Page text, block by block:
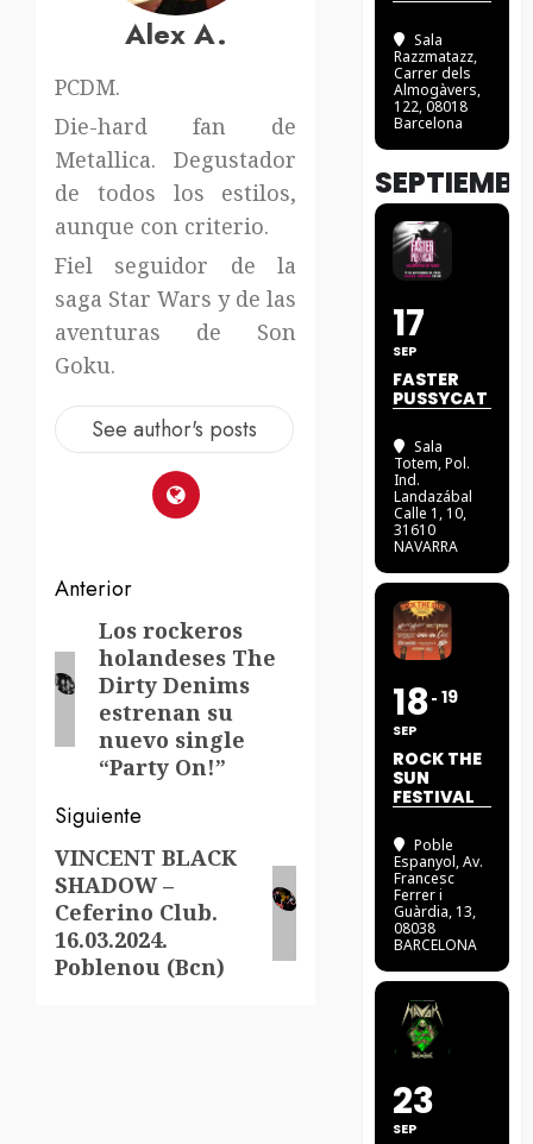
Alex A.
PCDM.
Die-hard fan de
Metallica. Degustador
de todos los estilos,
aunque con criterio.
Fiel seguidor de la
saga Star Wars y de las
aventuras de Son
Goku.
See author's posts
Navegación
de
entradas
Anterior
Entrada
anterior:
Los rockeros
holandeses The
Dirty Denims
estrenan su
nuevo single
“Party On!”
Siguiente
Siguiente
entrada:
VINCENT BLACK
SHADOW –
Ceferino Club.
16.03.2024.
Poblenou (Bcn)
Sala
Razzmatazz,
Carrer dels
Almogàvers,
122, 08018
Barcelona
17
SEP
FASTER
PUSSYCAT
Sala
Totem, Pol.
Ind.
Landazábal
Calle 1, 10,
31610
NAVARRA
18
SEP
19
ROCK THE
SUN
FESTIVAL
Poble
Espanyol, Av.
Francesc
Ferrer i
Guàrdia, 13,
08038
BARCELONA
23
SEP